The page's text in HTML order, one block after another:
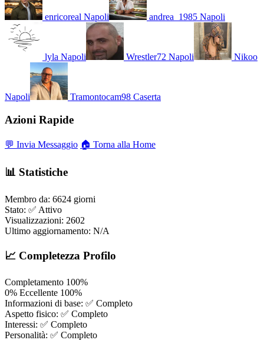
enricoreal Napoli andrea_1985 Napoli
lyla Napoli Wrestler72 Napoli Nikoo
Napoli Tramontocam98 Caserta
Azioni Rapide
💬 Invia Messaggio 🏠 Torna alla Home
📊 Statistiche
Membro da: 6624 giorni
Stato: ✅ Attivo
Visualizzazioni: 2602
Ultimo aggiornamento: N/A
📈 Completezza Profilo
Completamento 100%
0% Eccellente 100%
Informazioni di base: ✅ Completo
Aspetto fisico: ✅ Completo
Interessi: ✅ Completo
Personalità: ✅ Completo